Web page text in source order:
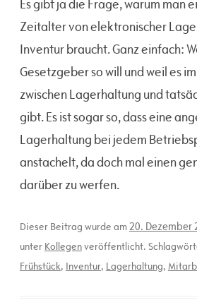
Es gibt ja die Frage, warum man
Zeitalter von elektronischer
Inventur braucht. Ganz einfach:
Gesetzgeber so will und weil es
zwischen Lagerhaltung und
gibt. Es ist sogar so, dass eine
Lagerhaltung bei jedem
anstachelt, da doch mal einen
darüber zu werfen.
Dieser Beitrag wurde am20. Dezember
unter Kollegenveröffentlicht.
Frühstück, Inventur, Lagerhaltung,